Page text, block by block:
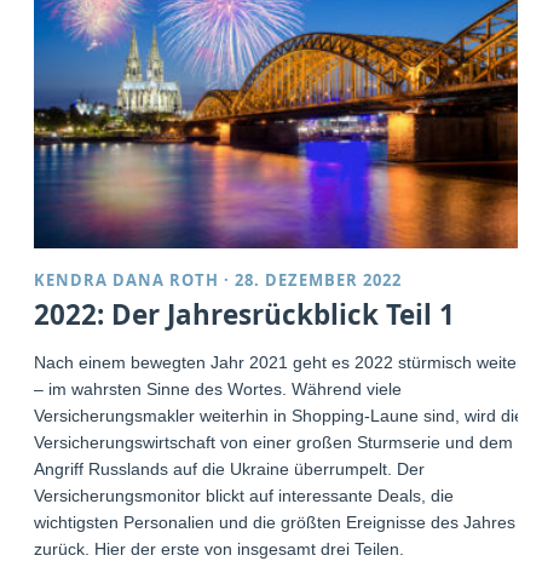
KENDRA DANA ROTH ·28. DEZEMBER 2022
2022: Der Jahresrückblick Teil 1
Nach einem bewegten Jahr 2021 geht es 2022 stürmisch weiter
– im wahrsten Sinne des Wortes. Während viele
Versicherungsmakler weiterhin in Shopping-Laune sind, wird die
Versicherungswirtschaft von einer großen Sturmserie und dem
Angriff Russlands auf die Ukraine überrumpelt. Der
Versicherungsmonitor blickt auf interessante Deals, die
wichtigsten Personalien und die größten Ereignisse des Jahres
zurück. Hier der erste von insgesamt drei Teilen.